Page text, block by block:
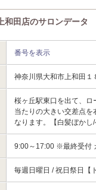
和田店のサロンデータ
番号を表示
神奈川県大和市上和田１
桜ヶ丘駅東口を出て、
当たりの大きい交差点
なります。【白髪ぼかし
9:00～17:00 ※最終受付
毎週日曜日 / 祝日祭日【